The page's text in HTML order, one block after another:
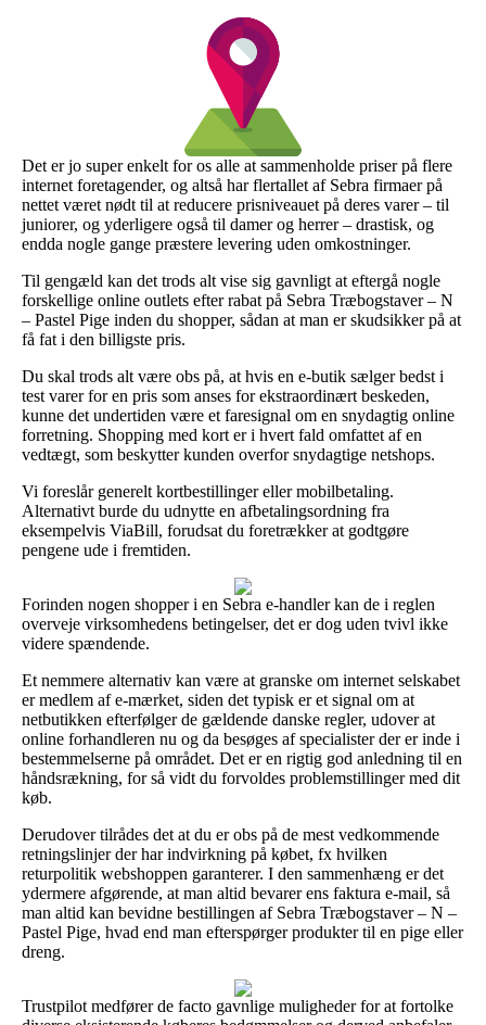
Det er jo super enkelt for os alle at sammenholde priser på flere
internet foretagender, og altså har flertallet af Sebra firmaer på
nettet været nødt til at reducere prisniveauet på deres varer – til
juniorer, og yderligere også til damer og herrer – drastisk, og
endda nogle gange præstere levering uden omkostninger.
Til gengæld kan det trods alt vise sig gavnligt at eftergå nogle
forskellige online outlets efter rabat på Sebra Træbogstaver – N
– Pastel Pige inden du shopper, sådan at man er skudsikker på at
få fat i den billigste pris.
Du skal trods alt være obs på, at hvis en e-butik sælger bedst i
test varer for en pris som anses for ekstraordinært beskeden,
kunne det undertiden være et faresignal om en snydagtig online
forretning. Shopping med kort er i hvert fald omfattet af en
vedtægt, som beskytter kunden overfor snydagtige netshops.
Vi foreslår generelt kortbestillinger eller mobilbetaling.
Alternativt burde du udnytte en afbetalingsordning fra
eksempelvis ViaBill, forudsat du foretrækker at godtgøre
pengene ude i fremtiden.
Forinden nogen shopper i en Sebra e-handler kan de i reglen
overveje virksomhedens betingelser, det er dog uden tvivl ikke
videre spændende.
Et nemmere alternativ kan være at granske om internet selskabet
er medlem af e-mærket, siden det typisk er et signal om at
netbutikken efterfølger de gældende danske regler, udover at
online forhandleren nu og da besøges af specialister der er inde i
bestemmelserne på området. Det er en rigtig god anledning til en
håndsrækning, for så vidt du forvoldes problemstillinger med dit
køb.
Derudover tilrådes det at du er obs på de mest vedkommende
retningslinjer der har indvirkning på købet, fx hvilken
returpolitik webshoppen garanterer. I den sammenhæng er det
ydermere afgørende, at man altid bevarer ens faktura e-mail, så
man altid kan bevidne bestillingen af Sebra Træbogstaver – N –
Pastel Pige, hvad end man efterspørger produkter til en pige eller
dreng.
Trustpilot medfører de facto gavnlige muligheder for at fortolke